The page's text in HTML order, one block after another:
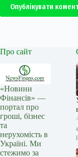
Опублікувати
Про сайт
«Новини
Фінансів» —
портал про
гроші, бізнес
та
нерухомість в
Україні. Ми
стежимо за